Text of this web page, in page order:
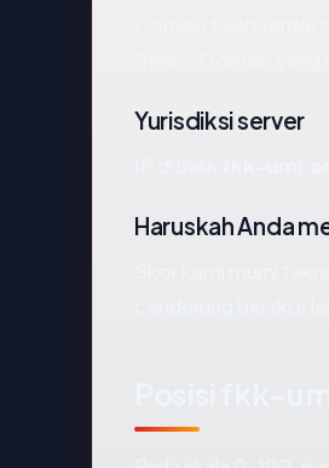
Yurisdiksi server
Haruskah Anda